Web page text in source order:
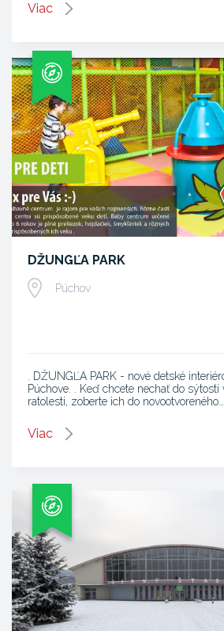
Viac
DŽUNGĽA PARK
Púchov
. DŽUNGĽA PARK - nové detské
Púchove. . Keď chcete nechať do sýtosti
ratolesti, zoberte ich do novootvoreného…
Viac